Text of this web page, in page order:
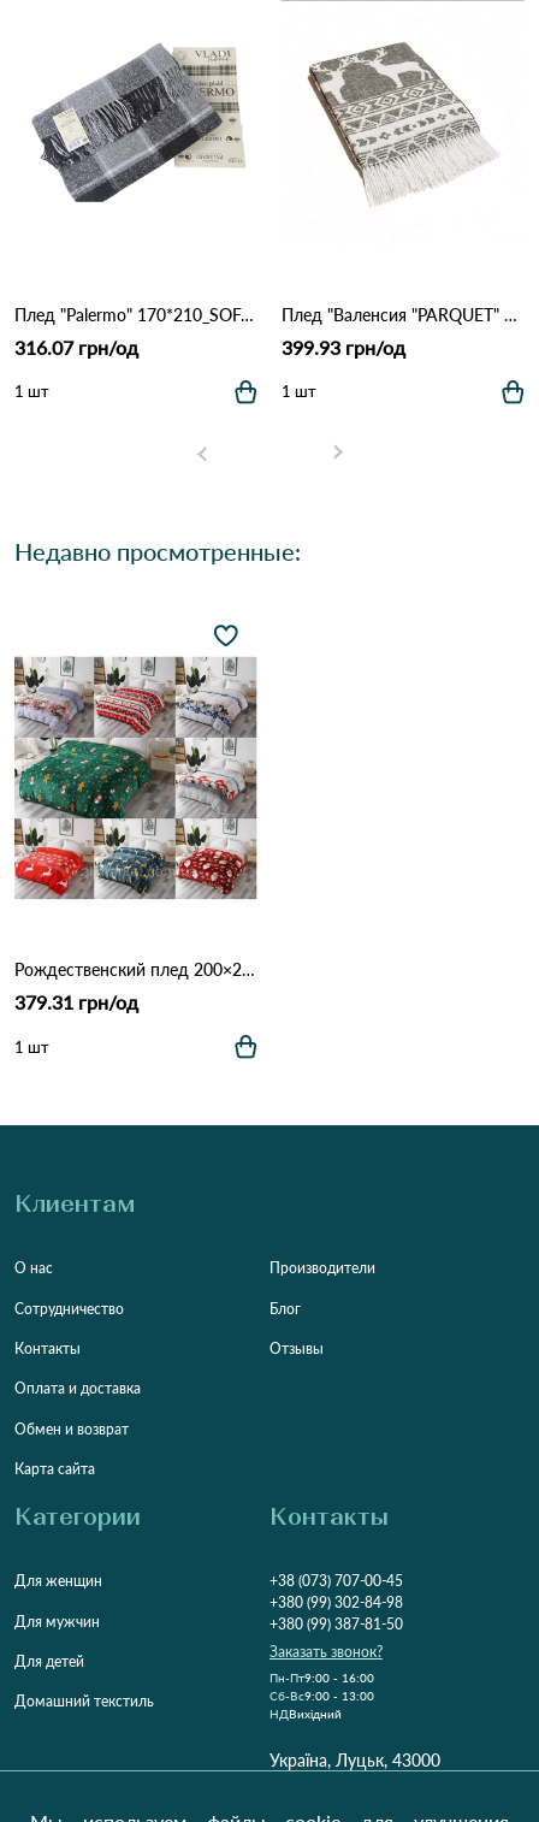
Плед "Palermo" 170*210_SOFA/07 ТМ "Vladi Белый дым"
316.07 грн/од
1 шт
Плед "Валенсия "PARQUET" 140/200 бел-дым Белый дым
399.93 грн/од
1 шт
Недавно просмотренные:
Рождественский плед 200×230 см (5933) Различные цвета
379.31 грн/од
1 шт
Клиентам
О нас
Сотрудничество
Контакты
Оплата и доставка
Обмен и возврат
Карта сайта
Производители
Блог
Отзывы
Категории
Для женщин
Для мужчин
Для детей
Домашний текстиль
Контакты
+38 (073) 707-00-45
+380 (99) 302-84-98
+380 (99) 387-81-50
Заказать звонок?
Пн-Пт9:00 - 16:00
Cб-Вс9:00 - 13:00
НДВихідний
Україна, Луцьк, 43000